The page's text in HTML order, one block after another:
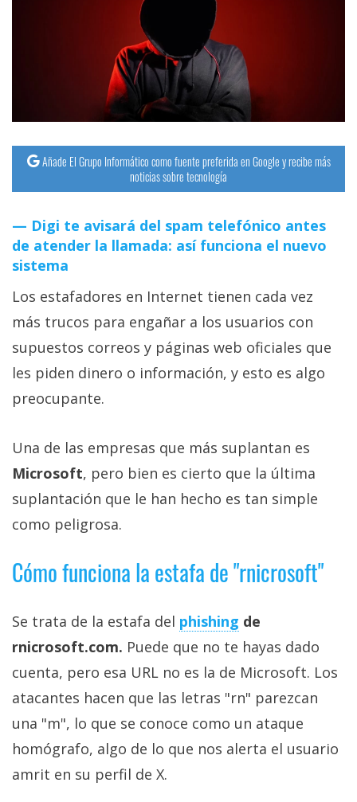
y
Tutoriales
Ciberseguridad
Sistemas
operativos
Profesional
+
Más
temas
Sorteos
Foros
Contacto
Sobre
nosotros
Publicidad
/
Cambiar
opciones
de
privacidad
/
Aviso
Legal
Añade El Grupo Informático como fuente preferida en Google y recibe más
noticias sobre tecnología
Digi te avisará del spam telefónico antes
de atender la llamada: así funciona el nuevo
sistema
Los estafadores en Internet tienen cada vez
más trucos para engañar a los usuarios con
supuestos correos y páginas web oficiales que
les piden dinero o información, y esto es algo
preocupante.
Una de las empresas que más suplantan es
Microsoft, pero bien es cierto que la última
suplantación que le han hecho es tan simple
como peligrosa.
Cómo funciona la estafa de "rnicrosoft"
Se trata de la estafa del phishing de
rnicrosoft.com. Puede que no te hayas dado
cuenta, pero esa URL no es la de Microsoft. Los
atacantes hacen que las letras "rn" parezcan
una "m", lo que se conoce como un ataque
homógrafo, algo de lo que nos alerta el usuario
amrit en su perfil de X.